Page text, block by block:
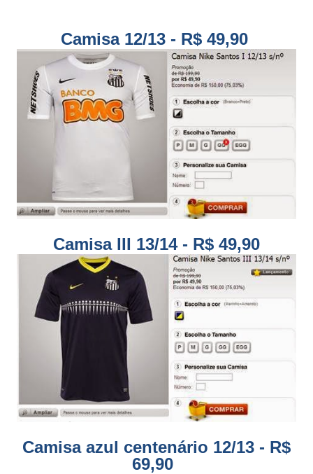
Camisa 12/13 - R$ 49,90
Camisa III 13/14 - R$ 49,90
Camisa azul centenário 12/13 - R$
69,90